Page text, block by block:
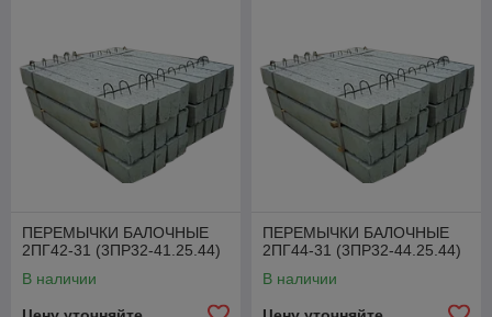
ПЕРЕМЫЧКИ БАЛОЧНЫЕ
2ПГ42-31 (3ПР32-41.25.44)
В наличии
ПЕРЕМЫЧКИ БАЛОЧНЫЕ
2ПГ44-31 (3ПР32-44.25.44)
В наличии